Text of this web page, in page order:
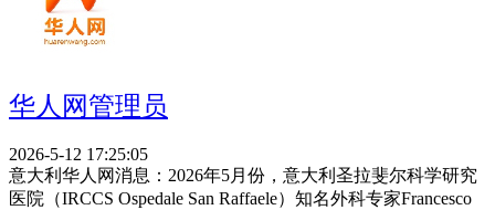
华人网管理员
2026-5-12 17:25:05
意大利华人网消息：2026年5月份，意大利圣拉斐尔科学研究
医院（IRCCS Ospedale San Raffaele）知名外科专家Francesco